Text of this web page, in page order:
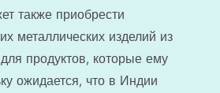
также приобрести
металлических изделий из
продуктов, которые ему
ожидается, что в Индии